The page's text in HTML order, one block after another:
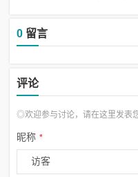
0 留言
评论
◎欢迎参与讨论，请在这里发表
昵称 *